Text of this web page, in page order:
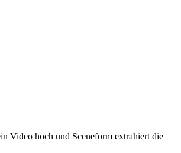
Video hoch und Sceneform extrahiert die